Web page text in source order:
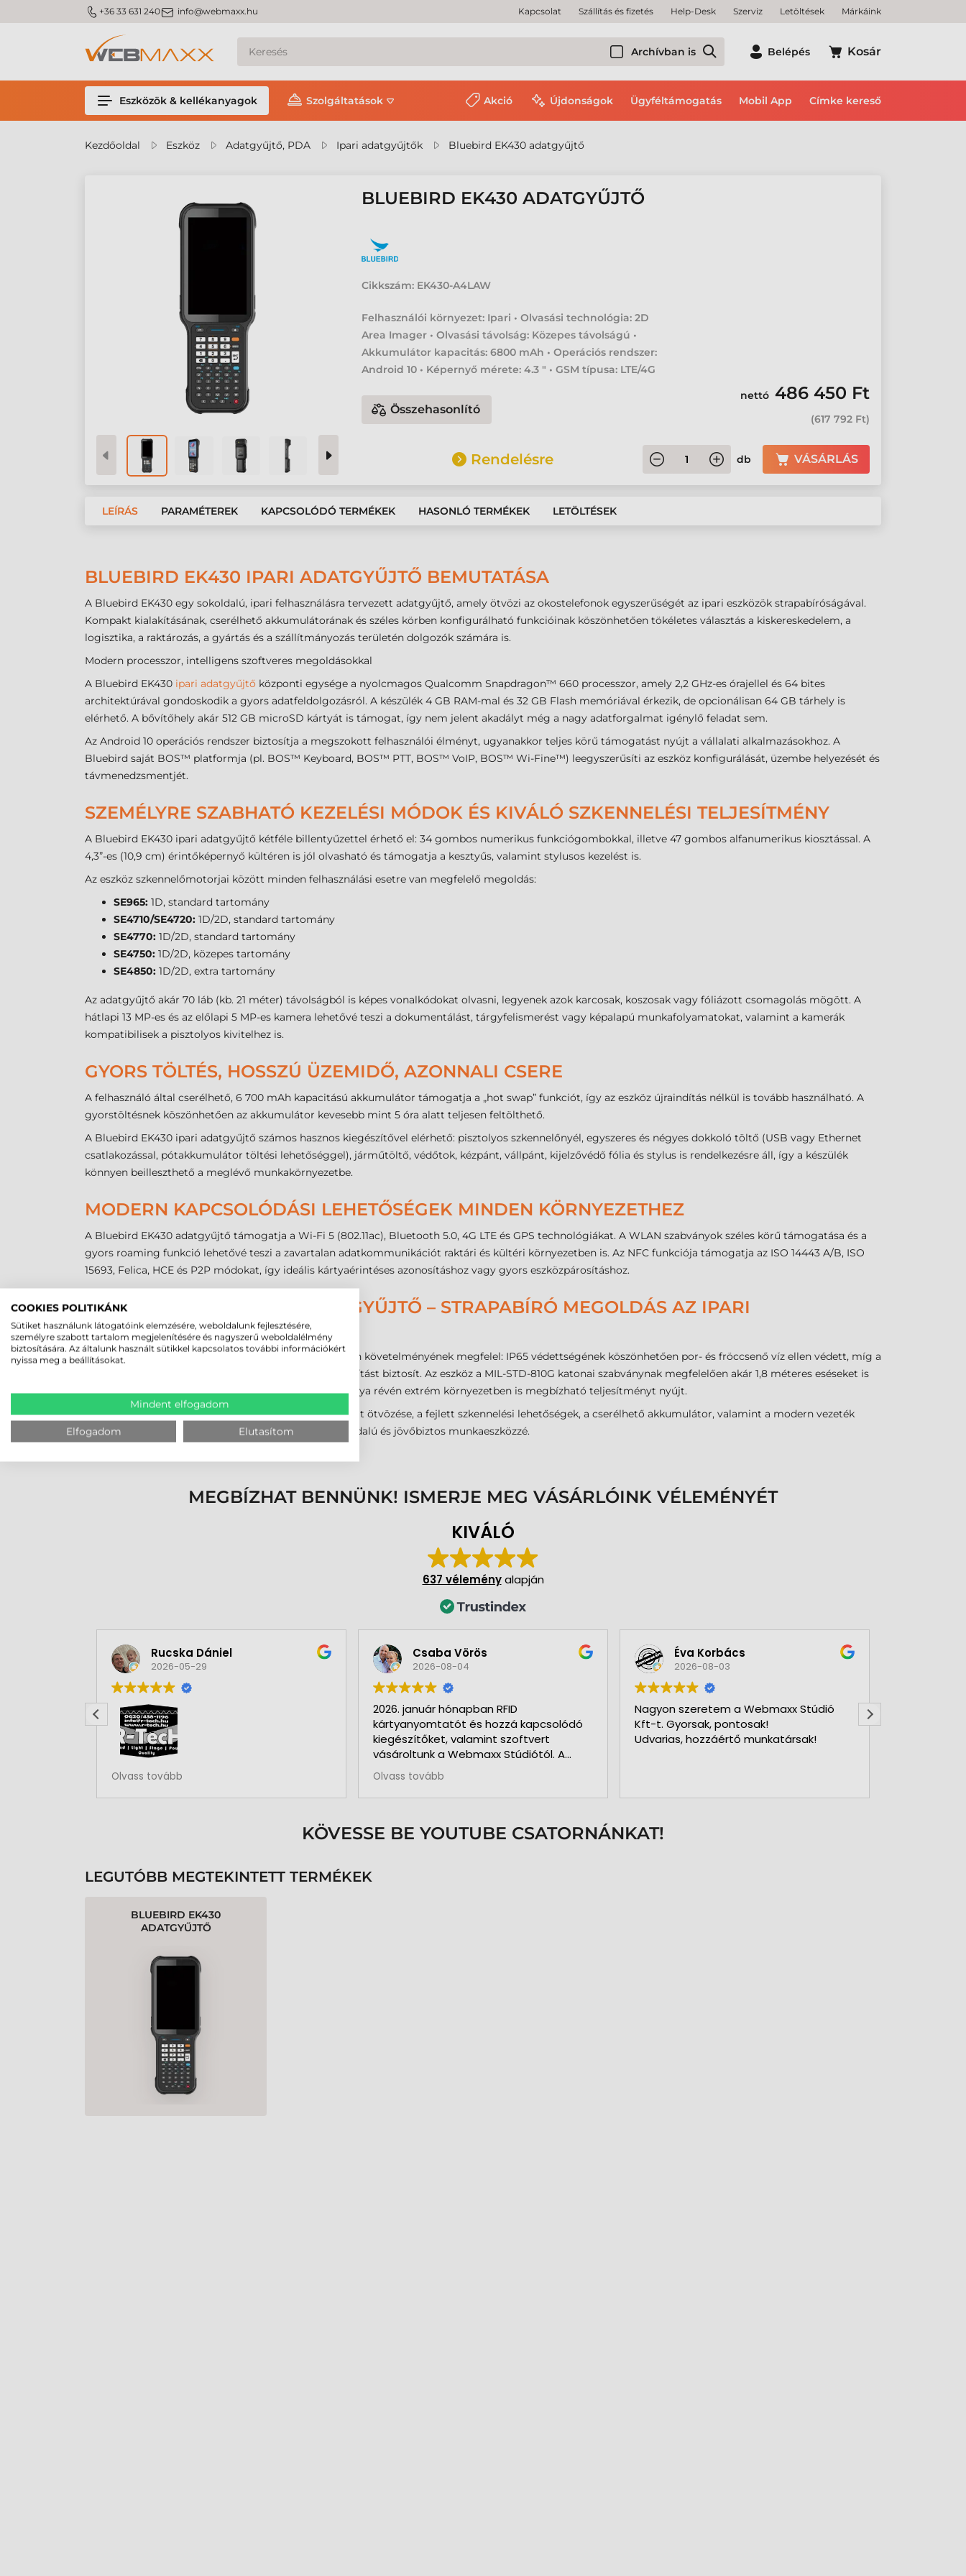
m_phone +36 33 631 240m_email info@webmaxx.hu Kapcsolat Szállítás és fizetés Help-Desk Szerviz Letöltések Márkáink
Archívban is Belépés Kosár
Eszközök & kellékanyagok Szolgáltatások Akció Újdonságok Ügyféltámogatás Mobil App Címke kereső
Kezdőoldal Eszköz Adatgyűjtő, PDA Ipari adatgyűjtők Bluebird EK430 adatgyűjtő
BLUEBIRD EK430 ADATGYŰJTŐ
Cikkszám: EK430-A4LAW
Felhasználói környezet: Ipari • Olvasási technológia: 2D
Area Imager • Olvasási távolság: Közepes távolságú •
Akkumulátor kapacitás: 6800 mAh • Operációs rendszer:
Android 10 • Képernyő mérete: 4.3 " • GSM típusa: LTE/4G
Összehasonlító
nettó 486 450 Ft
(617 792 Ft)
Rendelésre db VÁSÁRLÁS
LEÍRÁS PARAMÉTEREK KAPCSOLÓDÓ TERMÉKEK HASONLÓ TERMÉKEK LETÖLTÉSEK
BLUEBIRD EK430 IPARI ADATGYŰJTŐ BEMUTATÁSA
A Bluebird EK430 egy sokoldalú, ipari felhasználásra tervezett adatgyűjtő, amely ötvözi az okostelefonok egyszerűségét az ipari eszközök strapabíróságával.
Kompakt kialakításának, cserélhető akkumulátorának és széles körben konfigurálható funkcióinak köszönhetően tökéletes választás a kiskereskedelem, a
logisztika, a raktározás, a gyártás és a szállítmányozás területén dolgozók számára is.
Modern processzor, intelligens szoftveres megoldásokkal
A Bluebird EK430 ipari adatgyűjtő központi egysége a nyolcmagos Qualcomm Snapdragon™ 660 processzor, amely 2,2 GHz-es órajellel és 64 bites
architektúrával gondoskodik a gyors adatfeldolgozásról. A készülék 4 GB RAM-mal és 32 GB Flash memóriával érkezik, de opcionálisan 64 GB tárhely is
elérhető. A bővítőhely akár 512 GB microSD kártyát is támogat, így nem jelent akadályt még a nagy adatforgalmat igénylő feladat sem.
Az Android 10 operációs rendszer biztosítja a megszokott felhasználói élményt, ugyanakkor teljes körű támogatást nyújt a vállalati alkalmazásokhoz. A
Bluebird saját BOS™ platformja (pl. BOS™ Keyboard, BOS™ PTT, BOS™ VoIP, BOS™ Wi-Fine™) leegyszerűsíti az eszköz konfigurálását, üzembe helyezését és
távmenedzsmentjét.
SZEMÉLYRE SZABHATÓ KEZELÉSI MÓDOK ÉS KIVÁLÓ SZKENNELÉSI TELJESÍTMÉNY
A Bluebird EK430 ipari adatgyűjtő kétféle billentyűzettel érhető el: 34 gombos numerikus funkciógombokkal, illetve 47 gombos alfanumerikus kiosztással. A
4,3”-es (10,9 cm) érintőképernyő kültéren is jól olvasható és támogatja a kesztyűs, valamint stylusos kezelést is.
Az eszköz szkennelőmotorjai között minden felhasználási esetre van megfelelő megoldás:
SE965: 1D, standard tartomány
SE4710/SE4720: 1D/2D, standard tartomány
SE4770: 1D/2D, standard tartomány
SE4750: 1D/2D, közepes tartomány
SE4850: 1D/2D, extra tartomány
Az adatgyűjtő akár 70 láb (kb. 21 méter) távolságból is képes vonalkódokat olvasni, legyenek azok karcosak, koszosak vagy fóliázott csomagolás mögött. A
hátlapi 13 MP-es és az előlapi 5 MP-es kamera lehetővé teszi a dokumentálást, tárgyfelismerést vagy képalapú munkafolyamatokat, valamint a kamerák
kompatibilisek a pisztolyos kivitelhez is.
GYORS TÖLTÉS, HOSSZÚ ÜZEMIDŐ, AZONNALI CSERE
A felhasználó által cserélhető, 6 700 mAh kapacitású akkumulátor támogatja a „hot swap” funkciót, így az eszköz újraindítás nélkül is tovább használható. A
gyorstöltésnek köszönhetően az akkumulátor kevesebb mint 5 óra alatt teljesen feltölthető.
A Bluebird EK430 ipari adatgyűjtő számos hasznos kiegészítővel elérhető: pisztolyos szkennelőnyél, egyszeres és négyes dokkoló töltő (USB vagy Ethernet
csatlakozással, pótakkumulátor töltési lehetőséggel), járműtöltő, védőtok, kézpánt, vállpánt, kijelzővédő fólia és stylus is rendelkezésre áll, így a készülék
könnyen beilleszthető a meglévő munkakörnyezetbe.
MODERN KAPCSOLÓDÁSI LEHETŐSÉGEK MINDEN KÖRNYEZETHEZ
A Bluebird EK430 adatgyűjtő támogatja a Wi-Fi 5 (802.11ac), Bluetooth 5.0, 4G LTE és GPS technológiákat. A WLAN szabványok széles körű támogatása és a
gyors roaming funkció lehetővé teszi a zavartalan adatkommunikációt raktári és kültéri környezetben is. Az NFC funkciója támogatja az ISO 14443 A/B, ISO
15693, Felica, HCE és P2P módokat, így ideális kártyaérintéses azonosításhoz vagy gyors eszközpárosításhoz.
BLUEBIRD EK430 IPARI ADATGYŰJTŐ – STRAPABÍRÓ MEGOLDÁS AZ IPARI
ADATGYŰJTÉS ÚJ SZINTJÉRE
A Bluebird EK430 adatgyűjtő az ipari mobilitás minden követelményének megfelel: IP65 védettségének köszönhetően por- és fröccsenő víz ellen védett, míg a
Corning® Gorilla® Glass kijelző karc- és ütésálló kialakítást biztosít. Az eszköz a MIL-STD-810G katonai szabványnak megfelelően akár 1,8 méteres eséseket is
kibír, valamint széles működési hőmérséklet-tartománya révén extrém környezetben is megbízható teljesítményt nyújt.
A klasszikus billentyűzetes és az érintőkijelzős használat ötvözése, a fejlett szkennelési lehetőségek, a cserélhető akkumulátor, valamint a modern vezeték
nélküli kapcsolatok együttesen teszik az eszközt sokoldalú és jövőbiztos munkaeszközzé.
MEGBÍZHAT BENNÜNK! ISMERJE MEG VÁSÁRLÓINK VÉLEMÉNYÉT
KIVÁLÓ
637 véleményalapján
Rucska Dániel
2026-05-29
Rendben volt a rendelésem
Olvass tovább
Csaba Vörös
2026-08-04
2026. január hónapban RFID
kártyanyomtatót és hozzá kapcsolódó
kiegészítőket, valamint szoftvert
vásároltunk a Webmaxx Stúdiótól. A
beszerzés megkezdése előtt segítettek
az igényeink szerinti típus
kiválasztásában. Minden rendben és
személyesen üzemelte be a nyomtatót
és a hozzá kapcsolódó szoftvert. Pár
Olvass tovább
Éva Korbács
2026-08-03
Nagyon szeretem a Webmaxx Stúdió
Kft-t. Gyorsak, pontosak!
Udvarias, hozzáértő munkatársak!
KÖVESSE BE YOUTUBE CSATORNÁNKAT!
LEGUTÓBB MEGTEKINTETT TERMÉKEK
BLUEBIRD EK430
ADATGYŰJTŐ
COOKIES POLITIKÁNK
Sütiket használunk látogatóink elemzésére, weboldalunk fejlesztésére,
személyre szabott tartalom megjelenítésére és nagyszerű weboldalélmény
biztosítására. Az általunk használt sütikkel kapcsolatos további információkért
nyissa meg a beállításokat.
Mindent elfogadom
Elfogadom Elutasítom